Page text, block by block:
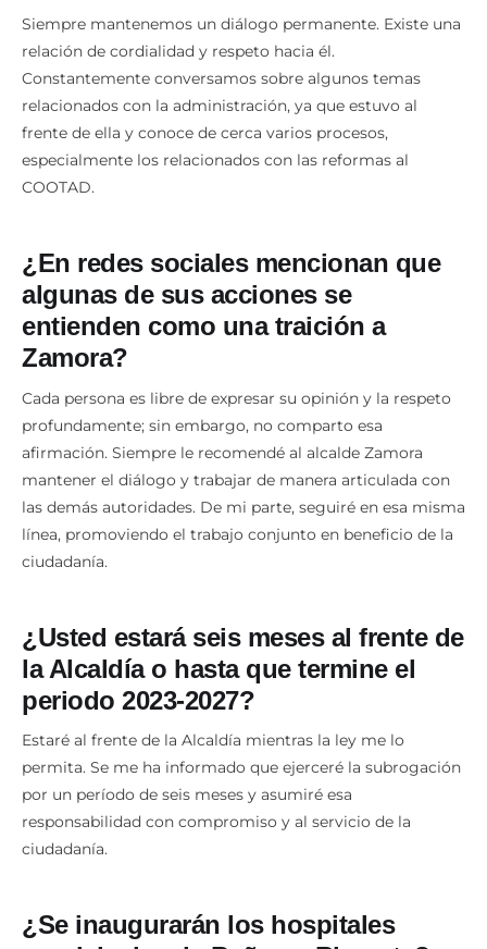
Siempre mantenemos un diálogo permanente. Existe una
relación de cordialidad y respeto hacia él.
Constantemente conversamos sobre algunos temas
relacionados con la administración, ya que estuvo al
frente de ella y conoce de cerca varios procesos,
especialmente los relacionados con las reformas al
COOTAD.
¿En redes sociales mencionan que
algunas de sus acciones se
entienden como una traición a
Zamora?
Cada persona es libre de expresar su opinión y la respeto
profundamente; sin embargo, no comparto esa
afirmación. Siempre le recomendé al alcalde Zamora
mantener el diálogo y trabajar de manera articulada con
las demás autoridades. De mi parte, seguiré en esa misma
línea, promoviendo el trabajo conjunto en beneficio de la
ciudadanía.
¿Usted estará seis meses al frente de
la Alcaldía o hasta que termine el
periodo 2023-2027?
Estaré al frente de la Alcaldía mientras la ley me lo
permita. Se me ha informado que ejerceré la subrogación
por un período de seis meses y asumiré esa
responsabilidad con compromiso y al servicio de la
ciudadanía.
¿Se inaugurarán los hospitales